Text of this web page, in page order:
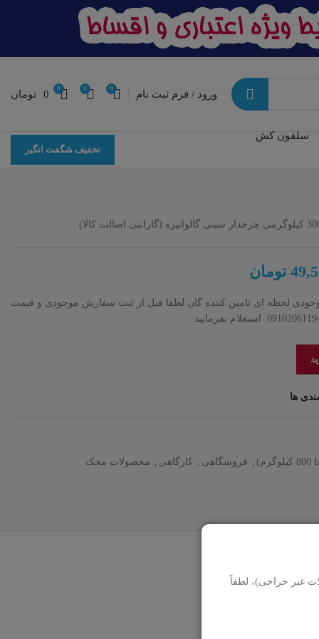
ورود / فرم ثبت نام 0
0
0
0 تومان
سلفون کش
تخفیف شگفت انگیز
تومان
لحظه ای تامین کننده گان لطفا قبل از ثبت سفارش موجودی و قیمت
ها
, فروشگاهی , کارگاهی , محصولات محک
غیر حراجی)، لطفاً